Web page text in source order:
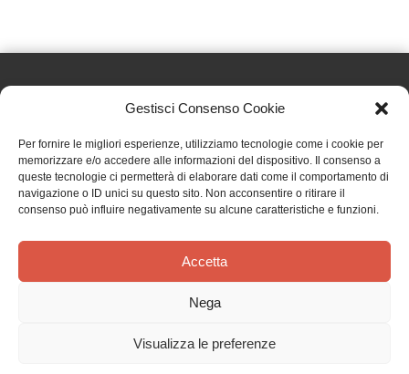
Gestisci Consenso Cookie
Per fornire le migliori esperienze, utilizziamo tecnologie come i cookie per
memorizzare e/o accedere alle informazioni del dispositivo. Il consenso a
queste tecnologie ci permetterà di elaborare dati come il comportamento di
navigazione o ID unici su questo sito. Non acconsentire o ritirare il
consenso può influire negativamente su alcune caratteristiche e funzioni.
Accetta
Nega
Visualizza le preferenze
Effatà Editrice di Pellegrino Paolo SAS
C.F. e P.IVA 09655250018
Via Tre Denti, 1 - 10060 Cantalupa (TO)
Telefono: (+39) 0121 353452 - Fax: (+39) 0121 353839
TERMINI E CONDIZIONI